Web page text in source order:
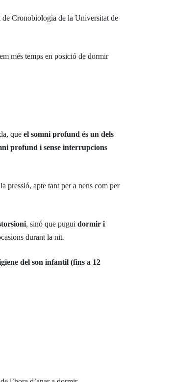
Cronobiologia de la Universitat de
més temps en posició de dormir
queel somni profund és un dels
profund i sense interrupcions
pressió, apte tant per a nens com per
, sinó que pugui dormir i
durant la nit.
del son infantil (fins a 12